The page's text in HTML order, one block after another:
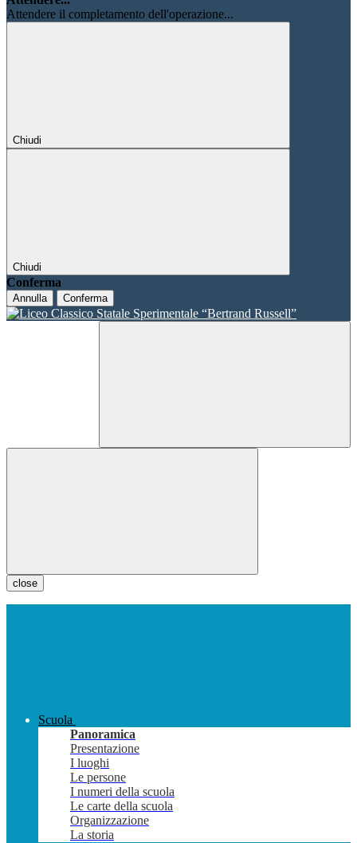
Attendere il completamento dell'operazione...
Chiudi
Chiudi
Conferma
Annulla Conferma
close
Scuola
Panoramica
Presentazione
I luoghi
Le persone
I numeri della scuola
Le carte della scuola
Organizzazione
La storia